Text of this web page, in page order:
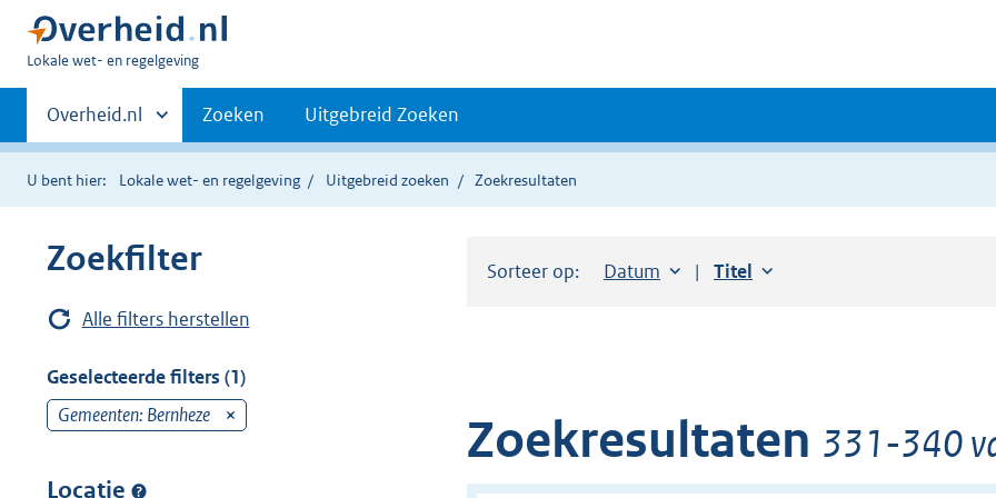
U
hier:
Lokale wet- en regelgeving
Primaire
navigatie
Andere
sites
binnen
Overheid.nl Zoeken Uitgebreid Zoeken
U bent hier: Lokale wet- en regelgeving Uitgebreid zoeken Zoekresultaten
Zoekfilter
Alle filters herstellen
Geselecteerde filters (1)
Gemeenten: Bernheze
Locatie
Sorteer op: Sorteer op:
Datum aflopendSorteer op:
Titel oplopend
Zoekresultaten 331-340